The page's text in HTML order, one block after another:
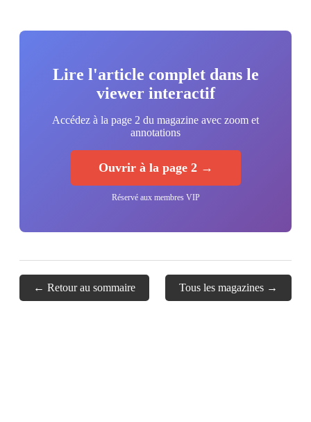
Lire l'article complet dans le
viewer interactif
Accédez à la page 2 du magazine avec zoom et
annotations
Ouvrir à la page 2 →
Réservé aux membres VIP
← Retour au sommaire Tous les magazines →